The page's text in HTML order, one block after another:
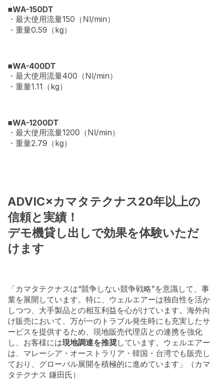
■WA-150DT
・最大使用流量150（Nl/min）
・重量0.59（kg）
■WA-400DT
・最大使用流量400（Nl/min）
・重量1.11（kg）
■WA-1200DT
・最大使用流量1200（Nl/min）
・重量2.79（kg）
ADVIC×カマタテクナス20年以上の
信頼と実績！
デモ機貸し出しで効果を体験いただ
けます
「カマタテクナスは“競争しない競争戦略”を意識して、事
業を展開しています。特に、ウェルエアーは独自性を活か
しつつ、大手製品との相互利益を心がけています。海外向
け販売において、万が一のトラブル発生時にも充実したサ
ービスを提供するため、現地販売代理店との連携を強化
し、お客様には現地調達を推奨しています。ウェルエアー
は、マレーシア・オーストラリア・韓国・台湾でも販売し
ており、グローバル展開を積極的に進めています」（カマ
タテクナス 鎌田氏）